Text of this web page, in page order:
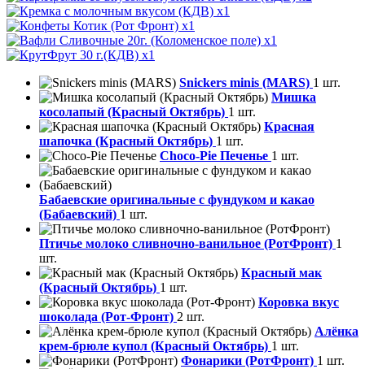
x1
x1
x1
x1
Snickers minis (MARS) 1 шт.
Мишка
косолапый (Красный Октябрь) 1 шт.
Красная
шапочка (Красный Октябрь) 1 шт.
Choco-Pie Печенье 1 шт.
Бабаевские оригинальные с фундуком и какао
(Бабаевский) 1 шт.
Птичье молоко сливночно-ванильное (РотФронт) 1
шт.
Красный мак
(Красный Октябрь) 1 шт.
Коровка вкус
шоколада (Рот-Фронт) 2 шт.
Алёнка
крем-брюле купол (Красный Октябрь) 1 шт.
Фонарики (РотФронт) 1 шт.